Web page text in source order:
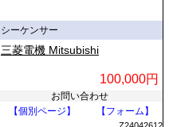
シーケンサー
三菱電機 Mitsubishi
100,000円
お問い合わせ
【個別ページ】
【フォーム】